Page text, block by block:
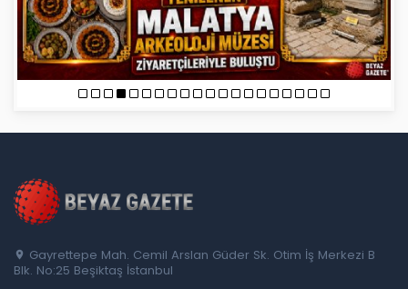
Gayrettepe Mah. Cemil Arslan Güder Sk. Otim İş Merkezi B
Blk. No:25 Beşiktaş İstanbul